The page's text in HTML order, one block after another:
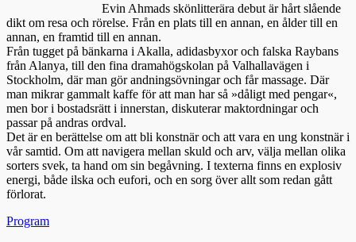
Evin Ahmads skönlitterära debut är hårt slående
dikt om resa och rörelse. Från en plats till en annan, en ålder till en
annan, en framtid till en annan.
Från tugget på bänkarna i Akalla, adidasbyxor och falska Raybans
från Alanya, till den fina dramahögskolan på Valhallavägen i
Stockholm, där man gör andningsövningar och får massage. Där
man mikrar gammalt kaffe för att man har så »dåligt med pengar«,
men bor i bostadsrätt i innerstan, diskuterar maktordningar och
passar på andras ordval.
Det är en berättelse om att bli konstnär och att vara en ung konstnär i
vår samtid. Om att navigera mellan skuld och arv, välja mellan olika
sorters svek, ta hand om sin begåvning. I texterna finns en explosiv
energi, både ilska och eufori, och en sorg över allt som redan gått
förlorat.
Kategorier
Program